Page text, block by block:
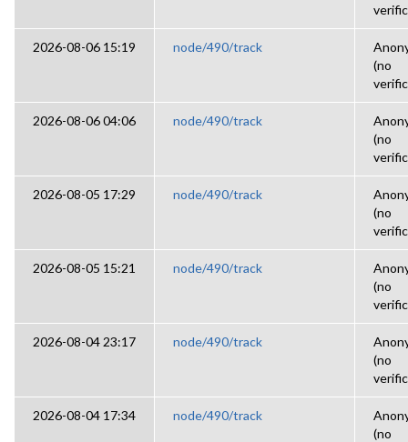
2026-08-06 15:19 node/490/track
(no
2026-08-06 04:06 node/490/track
(no
2026-08-05 17:29 node/490/track
(no
2026-08-05 15:21 node/490/track
(no
2026-08-04 23:17 node/490/track
(no
2026-08-04 17:34 node/490/track
(no